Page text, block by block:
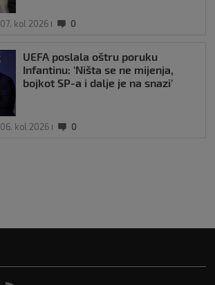
07. kol 2026 0
UEFA poslala oštru poruku
Infantinu: ‘Ništa se ne mijenja,
bojkot SP-a i dalje je na snazi’
06. kol 2026 0